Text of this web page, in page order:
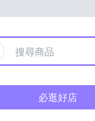
必逛好店